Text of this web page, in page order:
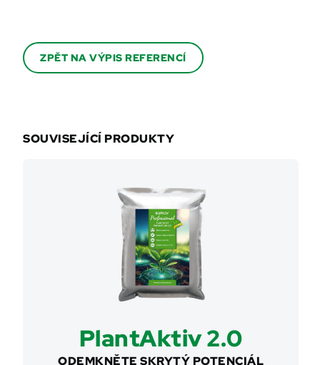
ZPĚT NA VÝPIS REFERENCÍ
SOUVISEJÍCÍ PRODUKTY
PlantAktiv 2.0
ODEMKNĚTE SKRYTÝ POTENCIÁL